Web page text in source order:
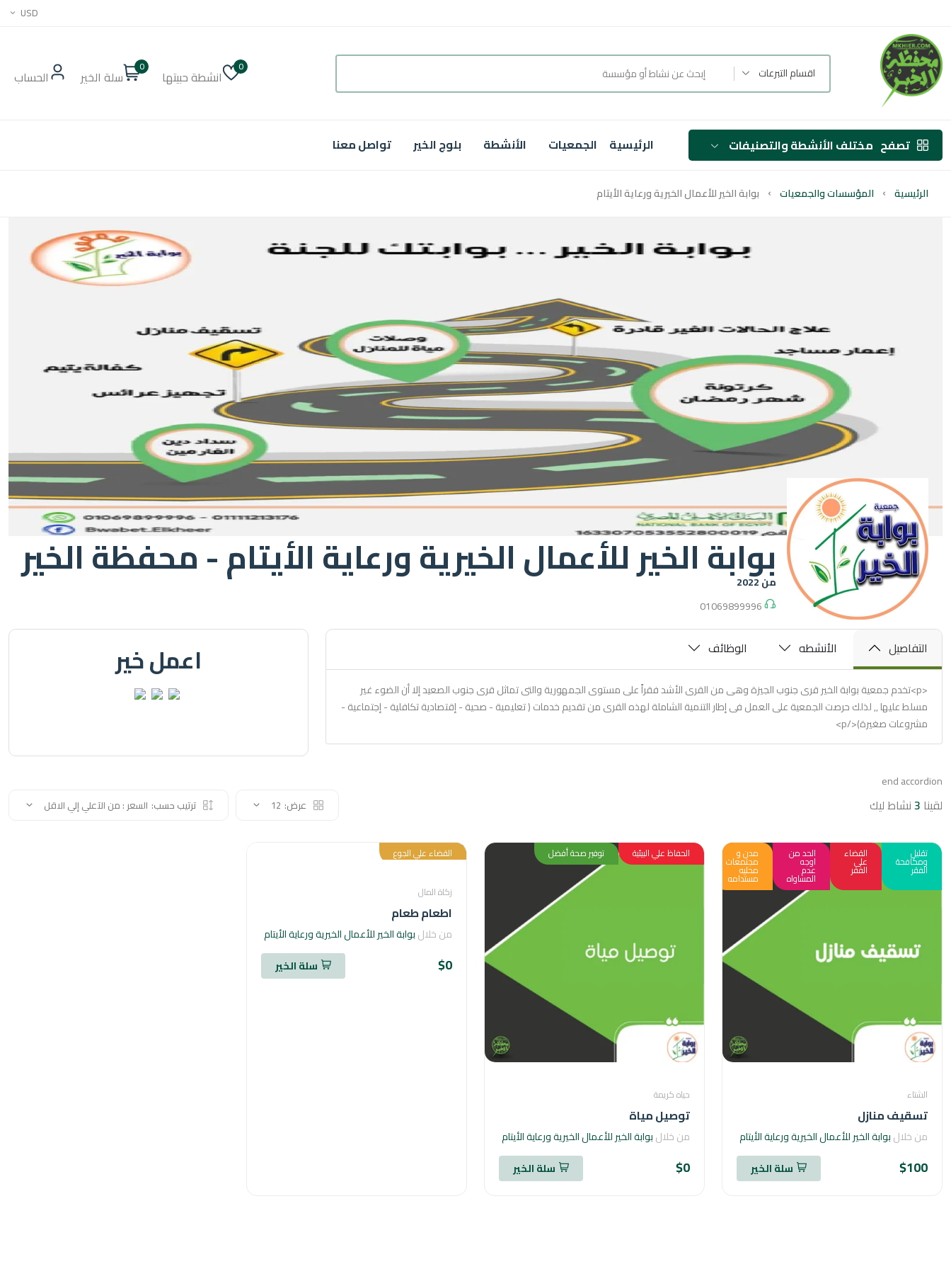
USD
اقسام التبرعات 0
انشطة حبيتها
0
سلة الخير الحساب
تصفح مختلف الأنشطة والتصنيفات الرئيسية الجمعيات الأنشطة بلوج الخير تواصل معنا
الرئيسية المؤسسات والجمعيات بوابة الخير للأعمال الخيرية ورعاية الأيتام
بوابة الخير للأعمال الخيرية ورعاية الأيتام - محفظة الخير
من 2022
01069899996
التفاصيل الأنشطه الوظائف
<p>تخدم جمعية بوابة الخير قرى جنوب الجيزة وهى من القرى الأشد فقراً على مستوى الجمهورية والتى تماثل قرى جنوب الصعيد إلا أن الضوء غير
مسلط عليها ,, لذلك حرصت الجمعية على العمل فى إطار التنمية الشاملة لهذه القرى من تقديم خدمات ( تعليمية - صحية - إقتصادية تكافلية - إجتماعية -
مشروعات صغيرة)</p>
اعمل خير
end accordion
لقينا 3نشاط ليك عرض: 12 ترتيب حسب: السعر : من الآعلي إلي الاقل
تقليل
ومكافحة
الفقر
القضاء
على
الفقر
الحد من
اوجه
عدم
المساواه
مدن و
مجتمعات
محليه
مستدامه
الشتاء
تسقيف منازل
من خلالبوابة الخير للأعمال الخيرية ورعاية الأيتام
$100 سلة الخير
الحفاظ علي البيئية توفير صحة أفضل
حياه كريمة
توصيل مياة
من خلالبوابة الخير للأعمال الخيرية ورعاية الأيتام
$0 سلة الخير
القضاء علي الجوع
زكاة المال
اطعام طعام
من خلالبوابة الخير للأعمال الخيرية ورعاية الأيتام
$0 سلة الخير